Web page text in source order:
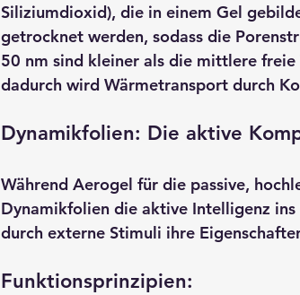
Siliziumdioxid), die in einem Gel
getrocknet werden, sodass die
50 nm sind kleiner als die mittlere
dadurch wird Wärmetransport durch
Dynamikfolien: Die aktive
Während Aerogel für die passive,
Dynamikfolien die aktive Intelligenz
durch externe Stimuli ihre
Funktionsprinzipien: